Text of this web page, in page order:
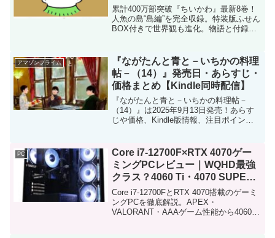
わいさと深みの進化を解説
累計400万部突破『ちいかわ』最新8巻！
人魚の島“島編”を完全収録。特装版ふせん
BOX付きで世界観も進化。物語と付録の
アマゾンプライム
『ながたんと青と－いちかの料理
帖－（14）』発売日・あらすじ・
価格まとめ【Kindle同時配信】
『ながたんと青と－いちかの料理帖－
（14）』は2025年9月13日発売！あらす
じや価格、Kindle版情報、注目ポイント
PC
Core i7-12700F×RTX 4070ゲー
ミングPCレビュー｜WQHD最強
クラス？4060 Ti・4070 SUPER
とも比較
Core i7-12700FとRTX 4070搭載のゲーミ
ングPCを徹底解説。APEX・
VALORANT・AAAゲーム性能から4060